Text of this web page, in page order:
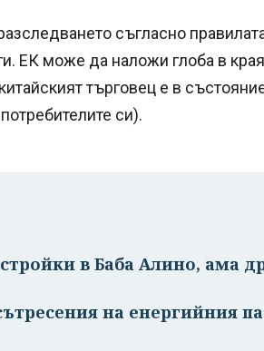
съгласно
ЕК може да наложи глоба в
търговец е в
си).
в Баба Алино, ама
на енергийния